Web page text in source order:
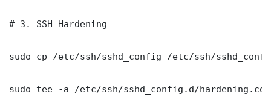
# 3. SSH Hardening
sudo cp /etc/ssh/sshd_config /etc/ssh/
sudo tee -a /etc/ssh/sshd_config.d/